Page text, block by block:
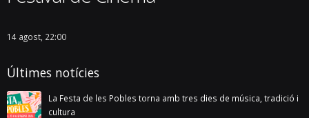
14 agost, 22:00
Últimes notícies
La Festa de les Pobles torna amb tres dies de música, tradició i
cultura